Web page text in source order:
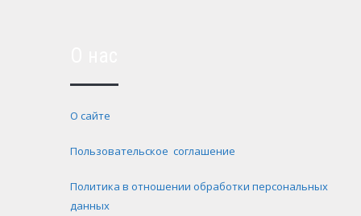
О сайте
Пользовательское соглашение
Политика в отношении обработки персональных
данных